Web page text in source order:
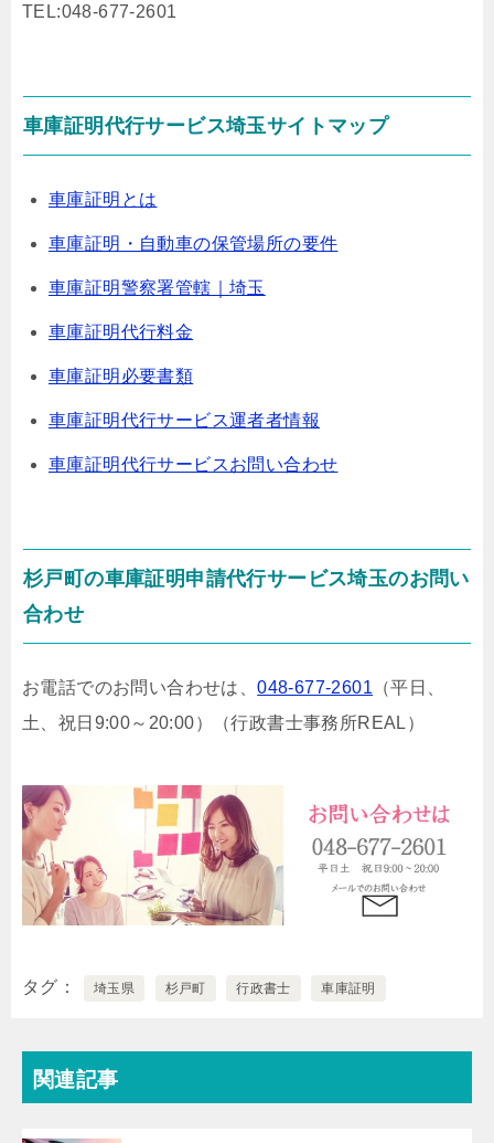
TEL:048-677-2601
車庫証明代行サービス埼玉サイトマップ
車庫証明とは
車庫証明・自動車の保管場所の要件
車庫証明警察署管轄｜埼玉
車庫証明代行料金
車庫証明必要書類
車庫証明代行サービス運者者情報
車庫証明代行サービスお問い合わせ
杉戸町の車庫証明申請代行サービス埼玉のお問い
合わせ
お電話でのお問い合わせは、048-677-2601 （平日、
土、祝日9:00～20:00）
（行政書士事務所REAL）
タグ 埼玉県 杉戸町 行政書士 車庫証明
関連記事